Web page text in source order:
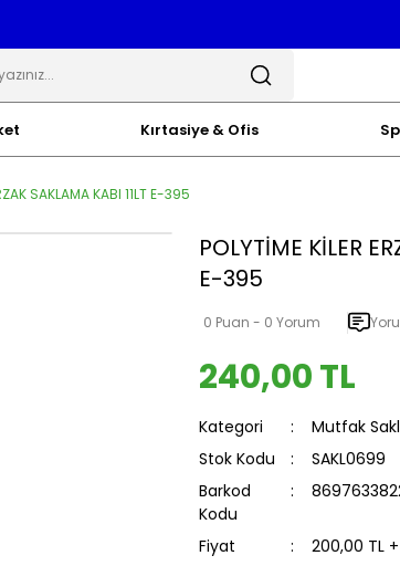
Kırtasiye & Ofis
SAKLAMA KABI 11LT E-395
POLYTİME KİLER
E-395
0 Puan - 0 Yorum
240,00 TL
Kategori
Mutfak
Stok Kodu
SAKL0699
Barkod
Kodu
Fiyat
200,00 TL